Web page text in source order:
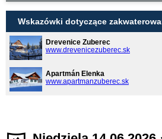
Wskazówki dotyczące
Drevenice Zuberec
www.drevenicezuberec.sk
Apartmán Elenka
www.apartmanzuberec.sk